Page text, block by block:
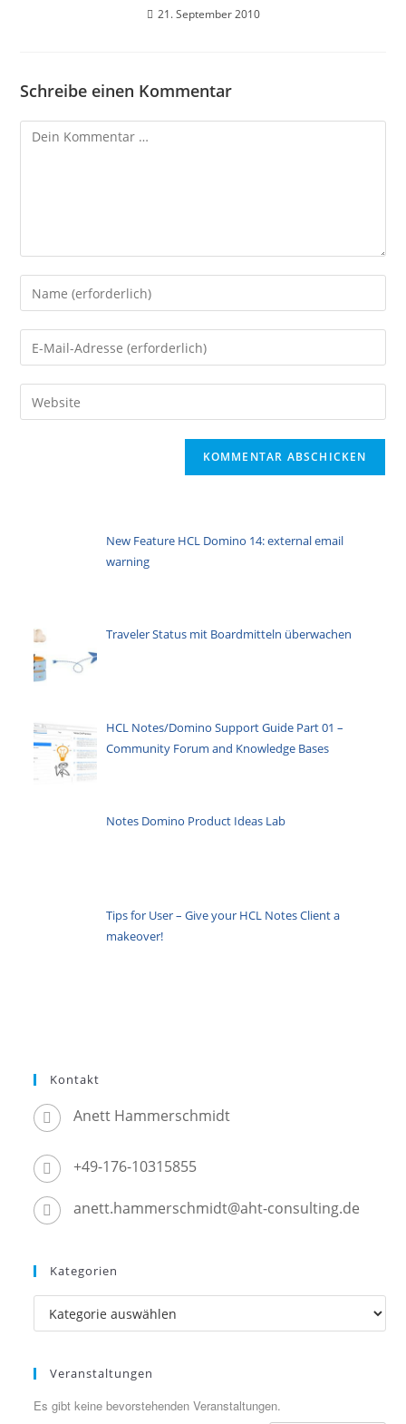
21. September 2010
Schreibe einen Kommentar
Kommentar
Gib
deinen
Namen
oder
zum
Kommentieren
Gib
deine
E-
Mail-
Gib
deine
New Feature HCL Domino 14: external email
warning
Traveler Status mit Boardmitteln überwachen
HCL Notes/Domino Support Guide Part 01 –
Community Forum and Knowledge Bases
Notes Domino Product Ideas Lab
Tips for User – Give your HCL Notes Client a
makeover!
Kontakt
Anett Hammerschmidt
+49-176-10315855
anett.hammerschmidt@aht-consulting.de
Kategorien
Kategorien
Veranstaltungen
Es gibt keine bevorstehenden Veranstaltungen.